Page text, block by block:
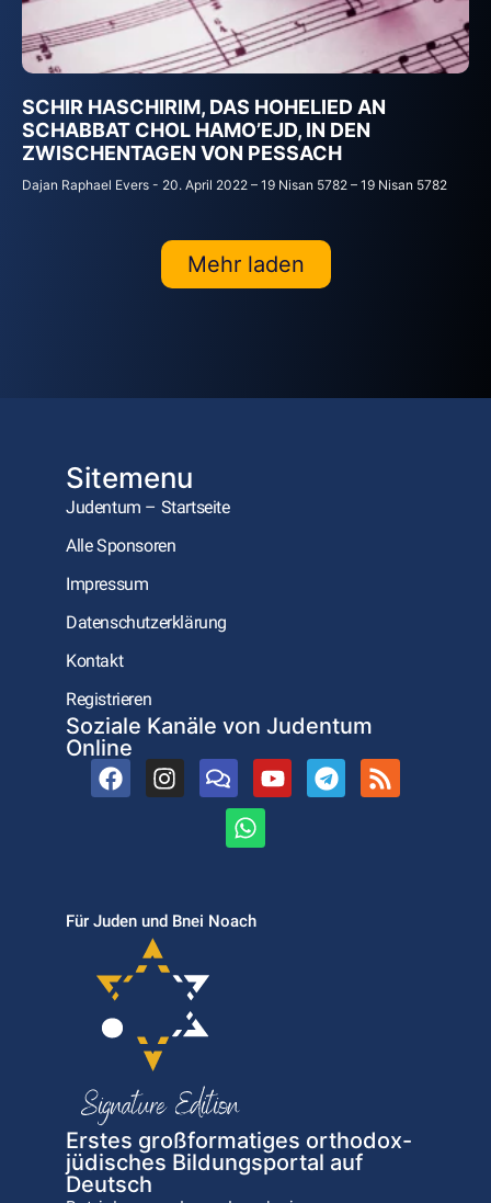
SCHIR HASCHIRIM, DAS HOHELIED AN
SCHABBAT CHOL HAMO’EJD, IN DEN
ZWISCHENTAGEN VON PESSACH
Dajan Raphael Evers 20. April 2022 – 19 Nisan 5782 – 19 Nisan 5782
Mehr laden
Sitemenu
Judentum – Startseite
Alle Sponsoren
Impressum
Datenschutzerklärung
Kontakt
Registrieren
Soziale Kanäle von Judentum
Online
Für Juden und Bnei Noach
Erstes großformatiges orthodox-
jüdisches Bildungsportal auf
Deutsch